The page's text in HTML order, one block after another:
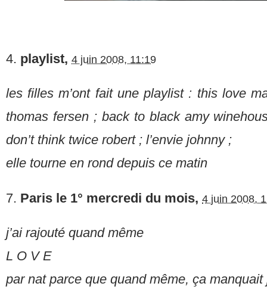
4. playlist, 4 juin 2008, 11:19
les filles m’ont fait une playlist : this love
thomas fersen ; back to black amy
don’t think twice robert ; l’envie johnny ;
elle tourne en rond depuis ce matin
7. Paris le 1° mercredi du mois, 4 juin 2008,
j’ai rajouté quand même
L O V E
par nat parce que quand même, ça manquait